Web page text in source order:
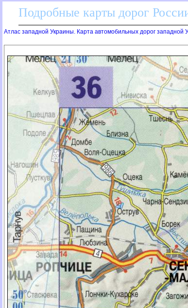
Подробные карты дорог
Атлас западной Украины. Карта автомобильных дорог